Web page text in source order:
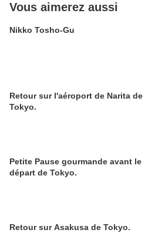
Vous aimerez aussi
Nikko Tosho-Gu
Retour sur l'aéroport de Narita de
Tokyo.
Petite Pause gourmande avant le
départ de Tokyo.
Retour sur Asakusa de Tokyo.